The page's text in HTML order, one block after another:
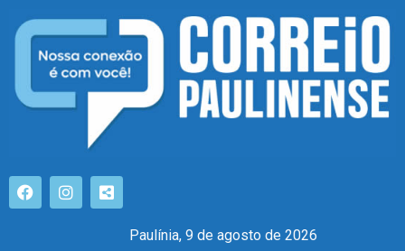
Paulínia, 9 de agosto de 2026